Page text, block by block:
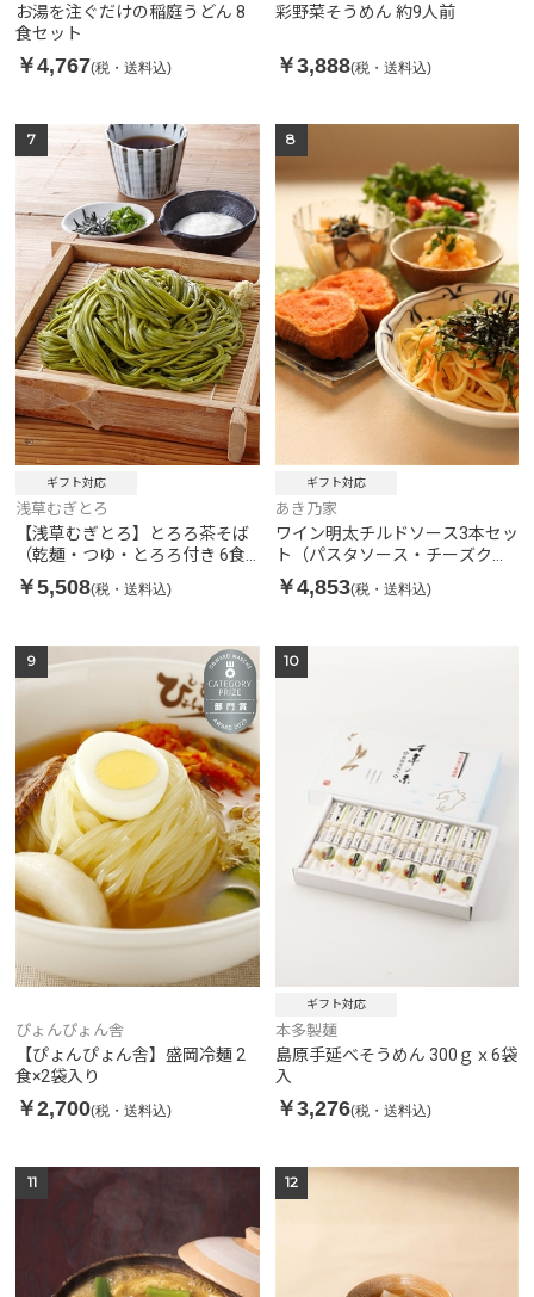
お湯を注ぐだけの稲庭うどん 8
食セット
￥4,767(税・送料込)
彩野菜そうめん 約9人前
￥3,888(税・送料込)
7
ギフト対応
浅草むぎとろ
【浅草むぎとろ】とろろ茶そば
（乾麺・つゆ・とろろ付き 6食
入り）
￥5,508(税・送料込)
8
ギフト対応
あき乃家
ワイン明太チルドソース3本セッ
ト（パスタソース・チーズクリ
ーム・たらこソース）
￥4,853(税・送料込)
9
ぴょんぴょん舎
【ぴょんぴょん舎】盛岡冷麺 2
食×2袋入り
￥2,700(税・送料込)
10
ギフト対応
本多製麺
島原手延べそうめん 300ｇｘ6袋
入
￥3,276(税・送料込)
11 12